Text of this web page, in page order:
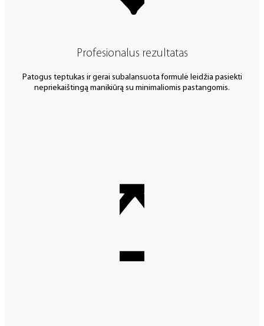
Profesionalus rezultatas
Patogus teptukas ir gerai subalansuota formulė leidžia pasiekti
nepriekaištingą manikiūrą su minimaliomis pastangomis.